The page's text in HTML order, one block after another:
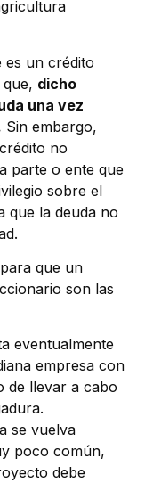
es un crédito
dicho
una vez
Sin embargo,
no
parte o ente que
sobre el
que la deuda no
para que un
son las
eventualmente
empresa con
de llevar a cabo
se vuelva
poco común,
debe